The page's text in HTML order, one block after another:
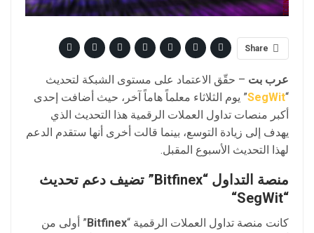
Share
عرب بت – حقّق الاعتماد على مستوى الشبكة لتحديث
“
SegWit” يوم الثلاثاء معلماً هاماً آخر، حيث أضافت إحدى
أكبر منصات تداول العملات الرقمية هذا التحديث الذي
يهدف إلى زيادة التوسع، بينما قالت أخرى أنها ستقدم الدعم
لهذا التحديث الأسبوع المقبل.
منصة التداول “
Bitfinex” تضيف دعم تحديث
“
SegWit
“
كانت منصة تداول العملات الرقمية “Bitfinex ” أولى من